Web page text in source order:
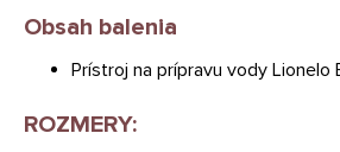
Obsah balenia
Prístroj na prípravu vody Lionelo
ROZMERY: